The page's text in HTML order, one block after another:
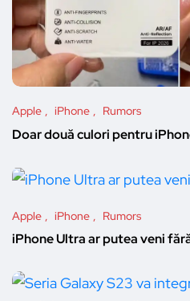
Apple iPhone Rumors
Doar două culori pentru
Apple iPhone Rumors
iPhone Ultra ar putea veni